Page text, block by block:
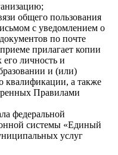
общего пользования
с уведомлением о
по почте
прилагает копии
личность и
и (или)
квалификации, а также
Правилами
федеральной
системы «Единый
услуг